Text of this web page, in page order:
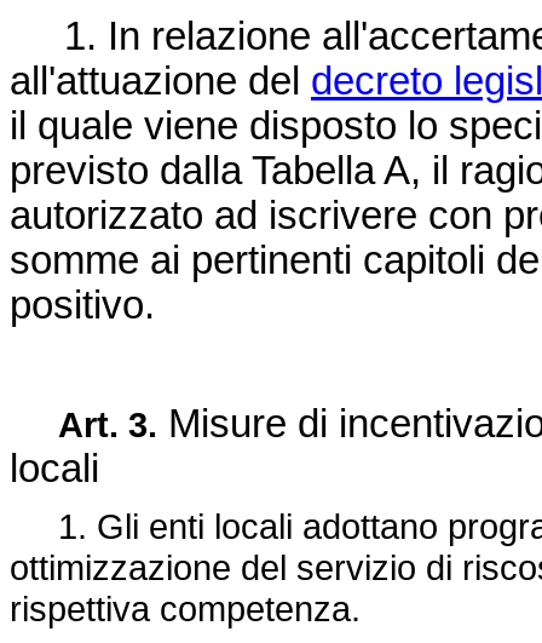
1. In relazione
all'attuazione del decreto
il quale viene disposto lo
previsto dalla Tabella A, il
autorizzato ad iscrivere con
somme ai pertinenti capitoli
positivo.
Art. 3. Misure di
locali
1. Gli enti locali adottano
ottimizzazione del servizio di
rispettiva competenza.